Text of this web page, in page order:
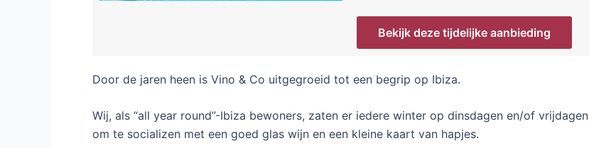
Bekijk deze tijdelijke aanbieding
Door de jaren heen is Vino & Co uitgegroeid tot een begrip op Ibiza.
Wij, als “all year round”-Ibiza bewoners, zaten er iedere winter op dinsdagen en/of vrijdagen
om te socializen met een goed glas wijn en een kleine kaart van hapjes.